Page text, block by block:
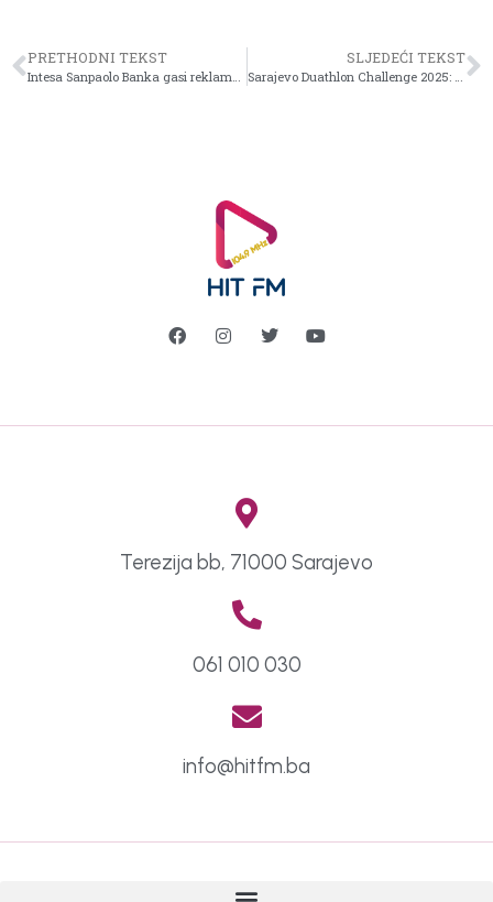
PRETHODNI TEKST
Intesa Sanpaolo Banka gasi reklamnu rasvjetu širom BiH
SLJEDEĆI TEKST
Sarajevo Duathlon Challenge 2025: Kada strast preraste u izazov za cijeli grad!
Terezija bb, 71000 Sarajevo
061 010 030
info@hitfm.ba